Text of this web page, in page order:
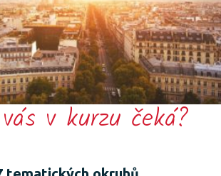
v kurzu čeká?